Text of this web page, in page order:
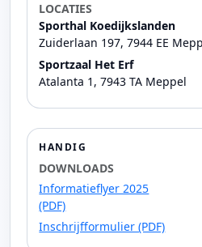
LOCATIES
Sporthal Koedijkslanden
Zuiderlaan 197, 7944 EE
Sportzaal Het Erf
Atalanta 1, 7943 TA Meppel
HANDIG
DOWNLOADS
Informatieflyer 2025
(PDF)
Inschrijfformulier (PDF)